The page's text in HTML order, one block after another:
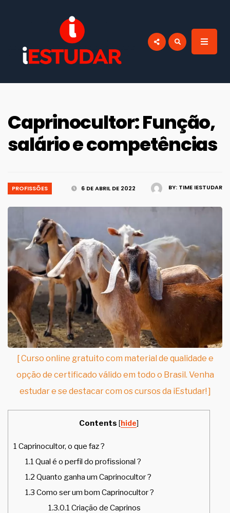
Caprinocultor: Função,
salário e competências
BY: TIME IESTUDAR
6 DE ABRIL DE 2022
PROFISSÕES
[ Curso online gratuito com material de qualidade e
opção de certificado válido em todo o Brasil. Venha
estudar e se destacar com os cursos da iEstudar! ]
Contents [hide]
1 Caprinocultor, o que faz ?
1.1 Qual é o perfil do profissional ?
1.2 Quanto ganha um Caprinocultor ?
1.3 Como ser um bom Caprinocultor ?
1.3.0.1 Criação de Caprinos